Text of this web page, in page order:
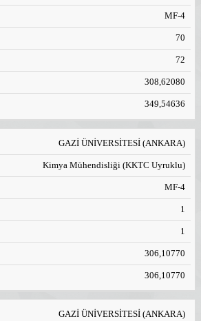
MF-4
70
72
308,62080
349,54636
GAZİ ÜNİVERSİTESİ (ANKARA)
Kimya Mühendisliği (KKTC Uyruklu)
MF-4
1
1
306,10770
306,10770
GAZİ ÜNİVERSİTESİ (ANKARA)